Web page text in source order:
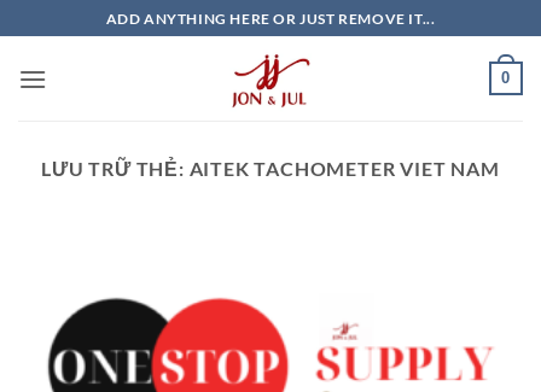
qua
nội
ADD ANYTHING HERE OR JUST REMOVE IT...
0
LƯU TRỮ THẺ: AITEK TACHOMETER VIET NAM